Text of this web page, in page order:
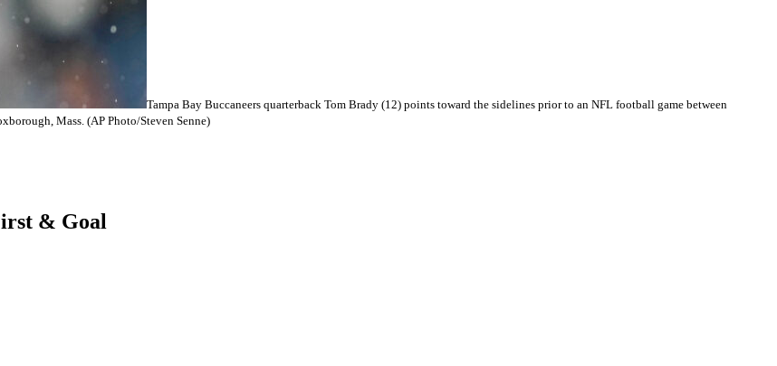
Tampa Bay Buccaneers quarterback Tom Brady (12) points toward the sidelines prior to an NFL football game between
Mass. (AP Photo/Steven Senne)
& Goal